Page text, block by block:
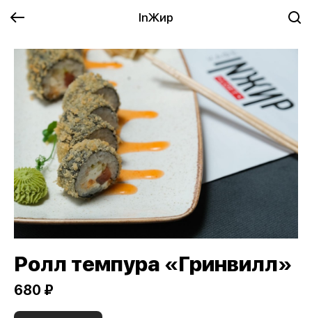
InЖир
Ролл темпура «Гринвилл»
680 ₽